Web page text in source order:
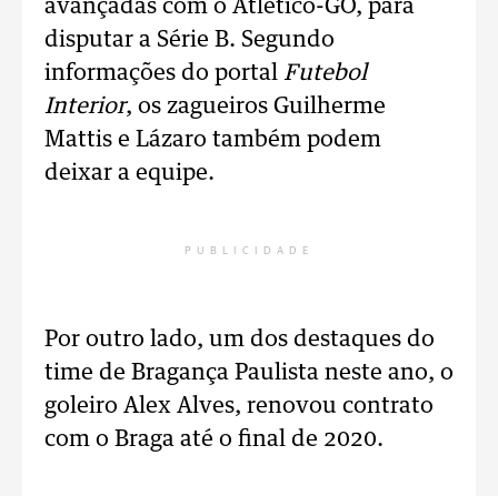
avançadas com o Atlético-GO, para
disputar a Série B. Segundo
informações do portal Futebol
Interior, os zagueiros Guilherme
Mattis e Lázaro também podem
deixar a equipe.
PUBLICIDADE
Por outro lado, um dos destaques do
time de Bragança Paulista neste ano, o
goleiro Alex Alves, renovou contrato
com o Braga até o final de 2020.